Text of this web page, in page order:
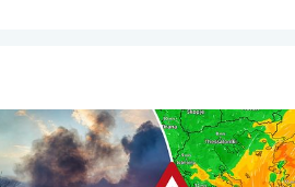
km/h. . . fredag den 3. juli 2026
Skovbrande hærger også i